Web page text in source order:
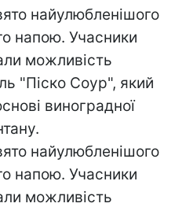
найулюбленішого
напою. Учасники
можливість
"Піско Соур", який
виноградної
найулюбленішого
напою. Учасники
можливість